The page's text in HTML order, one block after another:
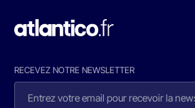
RECEVEZ NOTRE NEWSLETTER